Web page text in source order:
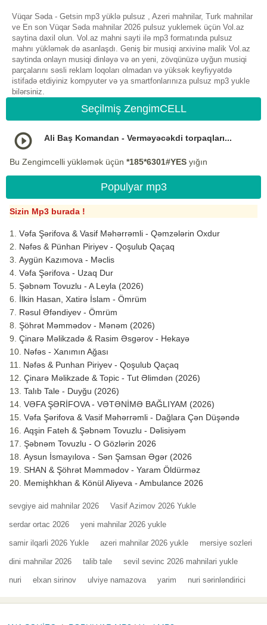
Vüqar Səda - Getsin mp3 yüklə pulsuz , Azeri mahnilar, Turk mahnilar
ve En son Vüqar Səda mahnilar 2026 pulsuz yuklemek üçün Vol.az
saytina daxil olun. Vol.az mahni sayti ilə mp3 formatında pulsuz
mahnı yükləmək də asanlaşdı. Geniş bir musiqi arxivinə malik Vol.az
saytinda onlayn musiqi dinləyə və ən yeni, zövqünüzə uyğun musiqi
parçalarını səsli reklam loqoları olmadan və yüksək keyfiyyətdə
istifadə etdiyiniz kompyuter və ya smartfonlarınıza pulsuz mp3 yukle
bilərsiniz.
Seçilmiş ZengimCELL
Ali Baş Komandan - Verməyəcəkdi torpaqları...
Bu Zengimcelli yükləmək üçün *185*6301#YES yığın
Populyar mp3
Sizin Mp3 burada !
Vəfa Şərifova & Vasif Məhərrəmli - Qəmzələrin Oxdur
Nəfəs & Pünhan Piriyev - Qoşulub Qaçaq
Aygün Kazımova - Məclis
Vəfa Şərifova - Uzaq Dur
Şəbnəm Tovuzlu - A Leyla (2026)
İlkin Hasan, Xatirə İslam - Ömrüm
Rəsul Əfəndiyev - Ömrüm
Şöhrət Məmmədov - Mənəm (2026)
Çinarə Məlikzadə & Rasim Əsgərov - Hekayə
Nəfəs - Xanımın Ağası
Nəfəs & Punhan Piriyev - Qoşulub Qaçaq
Çinarə Məlikzade & Topic - Tut Əlimdən (2026)
Talıb Tale - Duyğu (2026)
VƏFA ŞƏRİFOVA - VƏTƏNİMƏ BAĞLIYAM (2026)
Vəfa Şərifova & Vasif Məhərrəmli - Dağlara Çən Düşəndə
Aqşin Fateh & Şəbnəm Tovuzlu - Dəlisiyəm
Şəbnəm Tovuzlu - O Gözlərin 2026
Aysun İsmayılova - Sən Şamsan Əgər (2026
SHAN & Şöhrət Məmmədov - Yaram Öldürməz
Memişhkhan & Könül Aliyeva - Ambulance 2026
sevgiye aid mahnilar 2026 Vasif Azimov 2026 Yukle
serdar ortac 2026 yeni mahnilar 2026 yukle
samir ilqarli 2026 Yukle azeri mahnilar 2026 yukle mersiye sozleri
dini mahnilar 2026 talib tale sevil sevinc 2026 mahnilari yukle
nuri elxan sirinov ulviye namazova yarim nuri sərinləndirici